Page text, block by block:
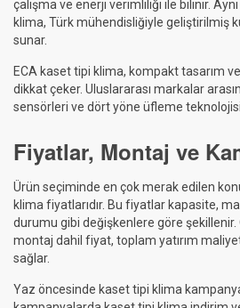
çalışma ve enerji verimliliği ile bilinir.
klima, Türk mühendisliğiyle geliştirilmiş
sunar.
ECA kaset tipi klima, kompakt tasarım
dikkat çeker. Uluslararası markalar
sensörleri ve dört yöne üfleme
Fiyatlar, Montaj ve
Ürün seçiminde en çok merak edilen
klima fiyatlarıdır. Bu fiyatlar kapasite,
durumu gibi değişkenlere göre
montaj dahil fiyat, toplam yatırım
sağlar.
Yaz öncesinde kaset tipi klima